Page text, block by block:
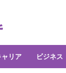
ャリア ビジネス